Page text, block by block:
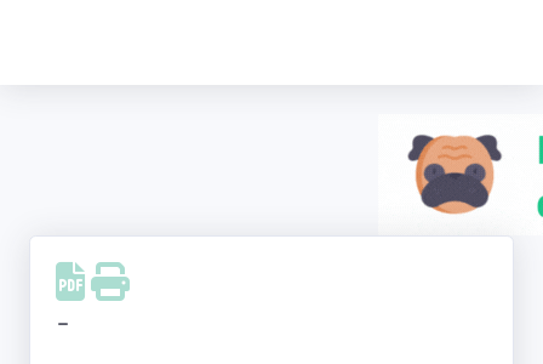
Facebook
Instagram
-